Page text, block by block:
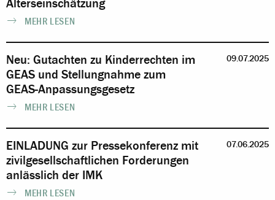
Alterseinschätzung
MEHR LESEN
Neu: Gutachten zu Kinderrechten im
GEAS und Stellungnahme zum
GEAS-Anpassungsgesetz
09.07.2025
MEHR LESEN
EINLADUNG zur Pressekonferenz mit
zivilgesellschaftlichen Forderungen
anlässlich der IMK
07.06.2025
MEHR LESEN